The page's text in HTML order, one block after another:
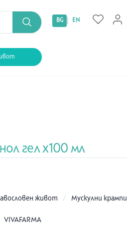
BG EN
гел x100 мл
живот / Мускулни крампи
VIVAFARMA